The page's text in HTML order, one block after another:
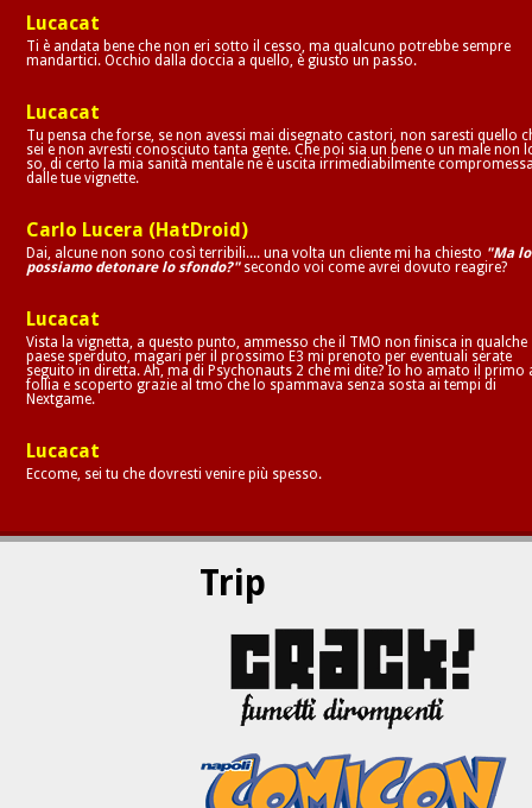
Lucacat
Ti è andata bene che non eri sotto il cesso, ma qualcuno potrebbe sempre
mandartici. Occhio dalla doccia a quello, è giusto un passo.
Lucacat
Tu pensa che forse, se non avessi mai disegnato castori, non saresti quello
sei e non avresti conosciuto tanta gente. Che poi sia un bene o un male non
so, di certo la mia sanità mentale ne è uscita irrimediabilmente
dalle tue vignette.
Carlo Lucera (HatDroid)
Dai, alcune non sono così terribili.... una volta un cliente mi ha chiesto "Ma lo
possiamo detonare lo sfondo?"secondo voi come avrei dovuto reagire?
Lucacat
Vista la vignetta, a questo punto, ammesso che il TMO non finisca in qualche
paese sperduto, magari per il prossimo E3 mi prenoto per eventuali serate
seguito in diretta. Ah, ma di Psychonauts 2 che mi dite? Io ho amato il primo
follia e scoperto grazie al tmo che lo spammava senza sosta ai tempi di
Nextgame.
Lucacat
Eccome, sei tu che dovresti venire più spesso.
Trip